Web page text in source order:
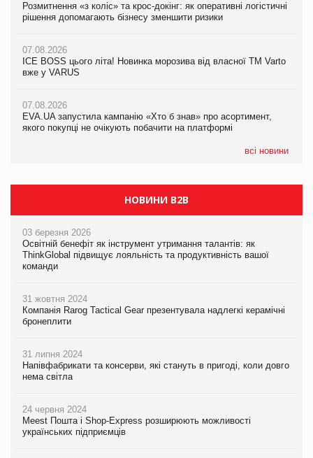
Розмитнення «з коліс» та крос-докінг: як оперативні логістичні
рішення допомагають бізнесу зменшити ризики
07.08.2026
ICE BOSS цього літа! Новинка морозива від власної ТМ Varto
вже у VARUS
07.08.2026
EVA.UA запустила кампанію «Хто б знав» про асортимент,
якого покупці не очікують побачити на платформі
всі новини
07.08.2026
EVA.UA запустила кампанію «Хто б знав» про асортимент,
06.08.2026
Смачна новинка для хвостатих: у VARUS з’явилися паучі
05.08.2026
Мережа супермаркетів VARUS купує мережу магазинів
Kraft Heinz скоротила збиток у першому півріччі
Продажі Hugo Boss впали на 9%
НОВИНИ B2B
03 березня 2026
Освітній бенефіт як інструмент утримання талантів: як
ThinkGlobal підвищує лояльність та продуктивність вашої
команди
31 жовтня 2024
Компанія Rarog Tactical Gear презентувала надлегкі керамічні
бронеплити
31 липня 2024
Напівфабрикати та консерви, які стануть в пригоді, коли довго
нема світла
24 червня 2024
Meest Пошта і Shop-Express розширюють можливості
українських підприємців